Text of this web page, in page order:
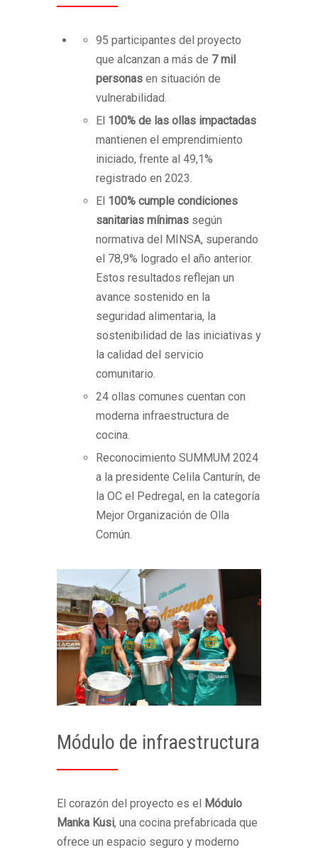
95 participantes del proyecto
que alcanzan a más de 7 mil
personas en situación de
vulnerabilidad.
El 100% de las ollas impactadas
mantienen el emprendimiento
iniciado, frente al 49,1%
registrado en 2023.
El 100% cumple condiciones
sanitarias mínimas según
normativa del MINSA, superando
el 78,9% logrado el año anterior.
Estos resultados reflejan un
avance sostenido en la
seguridad alimentaria, la
sostenibilidad de las iniciativas y
la calidad del servicio
comunitario.
24 ollas comunes cuentan con
moderna infraestructura de
cocina.
Reconocimiento SUMMUM 2024
a la presidente Celila Canturín, de
la OC el Pedregal, en la categoría
Mejor Organización de Olla
Común.
Módulo de infraestructura
El corazón del proyecto es el Módulo
Manka Kusi, una cocina prefabricada que
ofrece un espacio seguro y moderno